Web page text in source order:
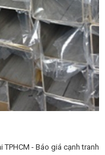
- Báo giá cạnh tranh